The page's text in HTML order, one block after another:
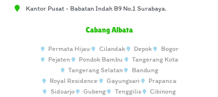
Kantor Pusat - Babatan Indah B9 No.1 Surabaya.
Cabang Albata
Permata Hijau Cilandak Depok
Bogor
Pejaten
Pondok Bambu
Tangerang Kota
Tangerang Selatan
Bandung
Royal Residence
Gayungsari
Prapanca
Sidoarjo
Gubeng Tenggilis Cibinong